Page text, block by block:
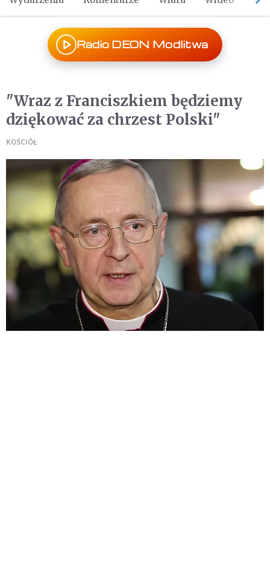
Radio DEON Modlitwa
"Wraz z Franciszkiem będziemy
dziękować za chrzest Polski"
KOŚCIÓŁ